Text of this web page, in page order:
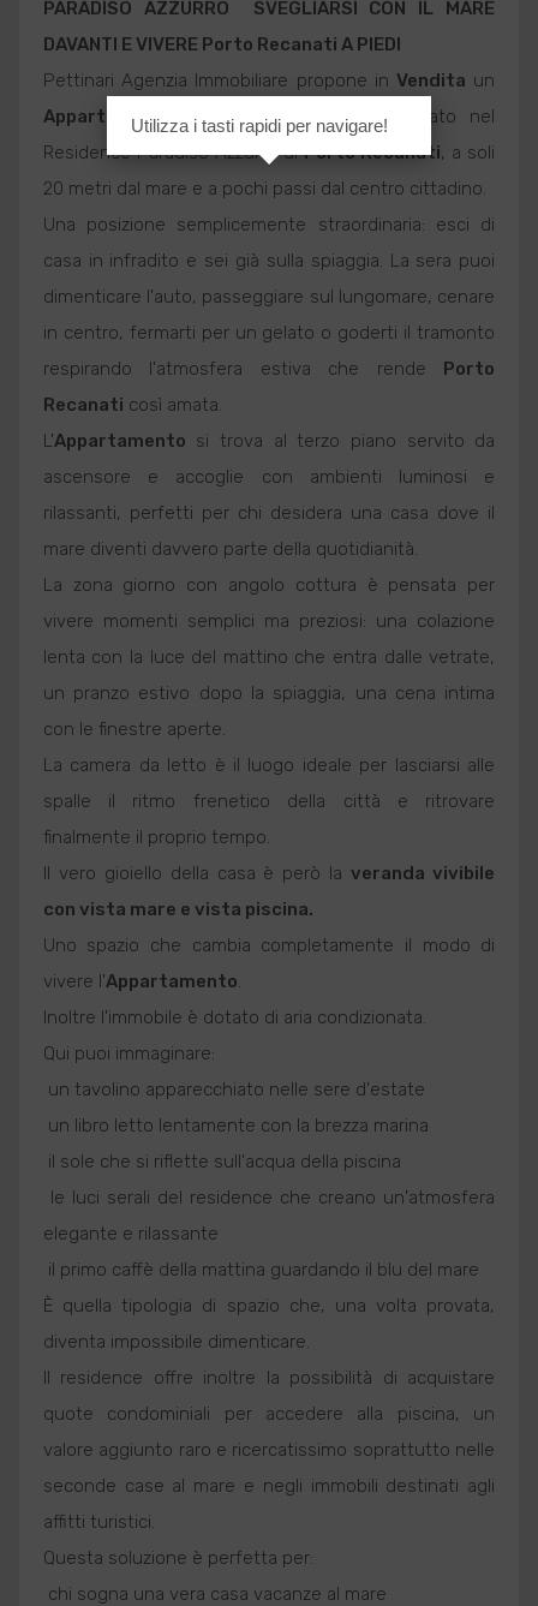
PARADISO AZZURRO  SVEGLIARSI CON IL MARE
DAVANTI E VIVERE Porto Recanati A PIEDI
Pettinari Agenzia Immobiliare propone inVendita un
Appartamento
dal fascino autentico, situato nel
Residence Paradiso Azzurro diPorto Recanati, a soli
20 metri dal mare e a pochi passi dal centro cittadino.
Una posizione semplicemente straordinaria: esci di
casa in infradito e sei già sulla spiaggia. La sera puoi
dimenticare l'auto, passeggiare sul lungomare, cenare
in centro, fermarti per un gelato o goderti il tramonto
respirando l'atmosfera estiva che rende Porto
Recanati così amata.
L'Appartamento si trova al terzo piano servito da
ascensore e accoglie con ambienti luminosi e
rilassanti, perfetti per chi desidera una casa dove il
mare diventi davvero parte della quotidianità.
La zona giorno con angolo cottura è pensata per
vivere momenti semplici ma preziosi: una colazione
lenta con la luce del mattino che entra dalle vetrate,
un pranzo estivo dopo la spiaggia, una cena intima
con le finestre aperte.
La camera da letto è il luogo ideale per lasciarsi alle
spalle il ritmo frenetico della città e ritrovare
finalmente il proprio tempo.
Il vero gioiello della casa è però laveranda vivibile
con vista mare e vista piscina.
Uno spazio che cambia completamente il modo di
vivere l'Appartamento.
Inoltre l'immobile è dotato di aria condizionata.
Qui puoi immaginare:
 un tavolino apparecchiato nelle sere d'estate
 un libro letto lentamente con la brezza marina
 il sole che si riflette sull'acqua della piscina
 le luci serali del residence che creano un'atmosfera
elegante e rilassante
 il primo caffè della mattina guardando il blu del mare
È quella tipologia di spazio che, una volta provata,
diventa impossibile dimenticare.
Il residence offre inoltre la possibilità di acquistare
quote condominiali per accedere alla piscina, un
valore aggiunto raro e ricercatissimo soprattutto nelle
seconde case al mare e negli immobili destinati agli
affitti turistici.
Questa soluzione è perfetta per:
 chi sogna una vera casa vacanze al mare
Utilizza i tasti rapidi per navigare!